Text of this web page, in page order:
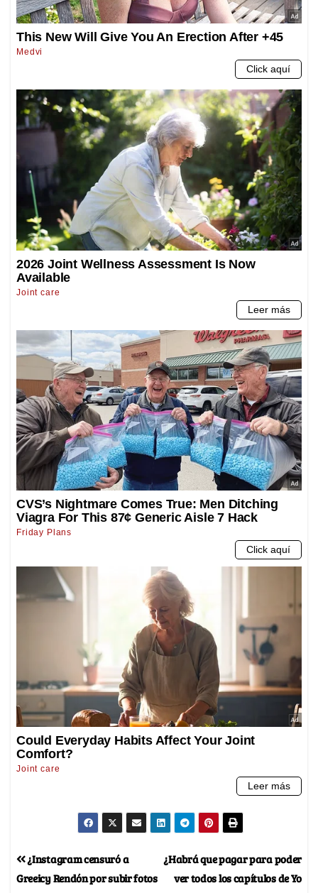
¿Habrá que pagar para poder
ver todos los capítulos de Yo
¿Instagram censuró a
Greeicy Rendón por subir fotos